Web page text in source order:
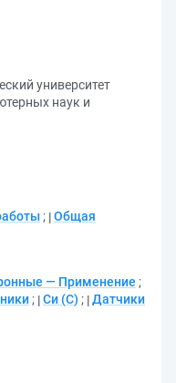
университет
наук и
; Общая
— Применение ;
; Си (C) ; Датчики